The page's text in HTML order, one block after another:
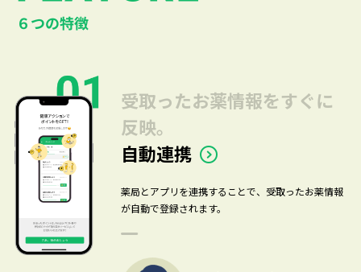
受取ったお薬情報をすぐに
反映。
自動連携
薬局とアプリを連携することで、受取ったお薬情報
が自動で登録されます。